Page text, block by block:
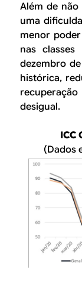
Além de
uma
menor
nas
dezembro
histórica,
desigual.
ICC
(Dados